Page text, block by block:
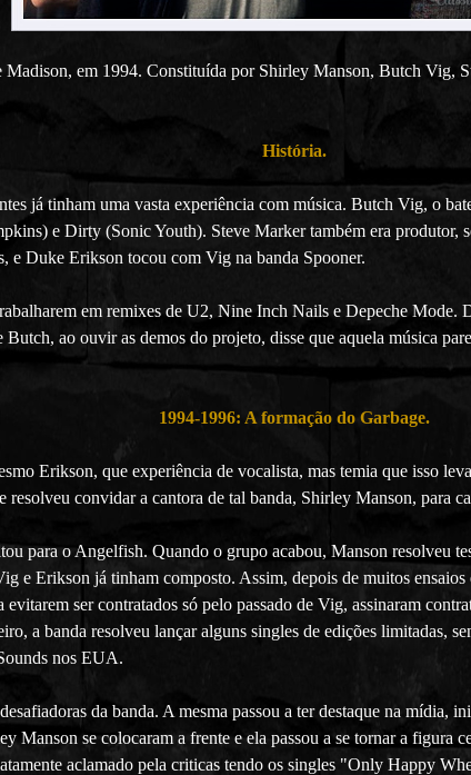
Madison, em 1994. Constituída por Shirley Manson, Butch Vig,
História.
já tinham uma vasta experiência com música. Butch Vig, o
e Dirty (Sonic Youth). Steve Marker também era produtor,
e Duke Erikson tocou com Vig na banda Spooner.
em remixes de U2, Nine Inch Nails e Depeche
ao ouvir as demos do projeto, disse que aquela música
1994-1996: A formação do Garbage.
Erikson, que experiência de vocalista, mas temia que isso
convidar a cantora de tal banda, Shirley Manson, para
para o Angelfish. Quando o grupo acabou, Manson resolveu
e Erikson já tinham composto. Assim, depois de muitos
ser contratados só pelo passado de Vig, assinaram
a banda resolveu lançar alguns singles de edições limitadas,
nos EUA.
da banda. A mesma passou a ter destaque na mídia,
Manson se colocaram a frente e ela passou a se tornar a figura
aclamado pela criticas tendo os singles "Only Happy